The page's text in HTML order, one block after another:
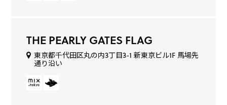
THE PEARLY GATES FLAG
東京都千代田区丸の内3丁目3-1 新東京ビル1F 馬場先
通り沿い